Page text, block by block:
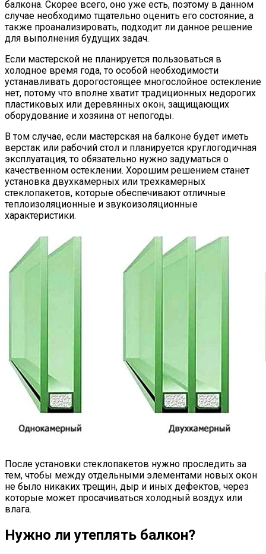
балкона. Скорее всего, оно уже есть, поэтому в данном
случае необходимо тщательно оценить его состояние, а
также проанализировать, подходит ли данное решение
для выполнения будущих задач.
Если мастерской не планируется пользоваться в
холодное время года, то особой необходимости
устанавливать дорогостоящее многослойное остекление
нет, потому что вполне хватит традиционных недорогих
пластиковых или деревянных окон, защищающих
оборудование и хозяина от непогоды.
В том случае, если мастерская на балконе будет иметь
верстак или рабочий стол и планируется круглогодичная
эксплуатация, то обязательно нужно задуматься о
качественном остеклении. Хорошим решением станет
установка двухкамерных или трехкамерных
стеклопакетов, которые обеспечивают отличные
теплоизоляционные и звукоизоляционные
характеристики.
После установки стеклопакетов нужно проследить за
тем, чтобы между отдельными элементами новых окон
не было никаких трещин, дыр и иных дефектов, через
которые может просачиваться холодный воздух или
влага.
Нужно ли утеплять балкон?